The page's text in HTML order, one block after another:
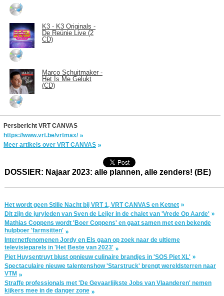
K3 - K3 Originals -
De Reünie Live (2
CD)
Marco Schuitmaker -
Het Is Me Gelukt
(CD)
Persbericht VRT CANVAS
https://www.vrt.be/vrtmax/
Meer artikels over VRT CANVAS
DOSSIER: Najaar 2023: alle plannen, alle zenders! (BE)
Het wordt geen Stille Nacht bij VRT 1, VRT CANVAS en Ketnet
Dit zijn de juryleden van Sven de Leijer in de chalet van 'Vrede Op Aarde'
Mathias Coppens wordt 'Boer Coppens' en gaat samen met een bekende
hulpboer 'farmsitten'
Internetfenomenen Jordy en Els gaan op zoek naar de ultieme
televisieparels in 'Het Beste van 2023'
Piet Huysentruyt blust opnieuw culinaire brandjes in 'SOS Piet XL'
Spectaculaire nieuwe talentenshow 'Starstruck' brengt wereldsterren naar
VTM
Straffe professionals met 'De Gevaarlijkste Jobs van Vlaanderen' nemen
kijkers mee in de danger zone